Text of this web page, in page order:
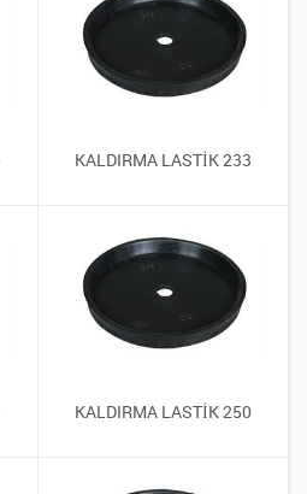
KALDIRMA LASTİK 233
KALDIRMA LASTİK 250